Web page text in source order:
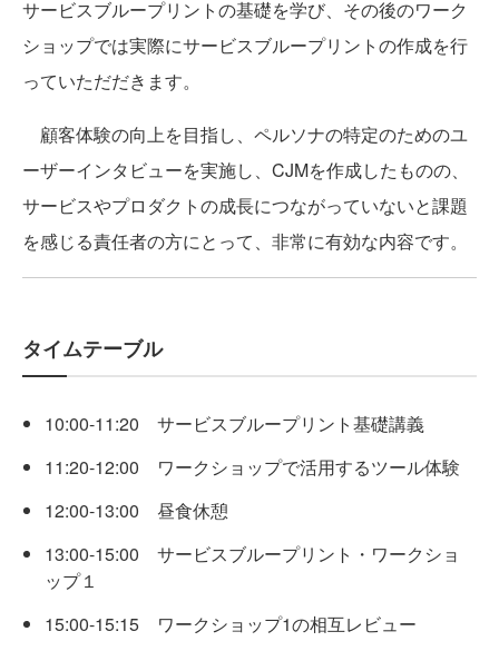
サービスブループリントの基礎を学び、その後のワーク
ショップでは実際にサービスブループリントの作成を行
っていただだきます。
顧客体験の向上を目指し、ペルソナの特定のためのユ
ーザーインタビューを実施し、CJMを作成したものの、
サービスやプロダクトの成長につながっていないと課題
を感じる責任者の方にとって、非常に有効な内容です。
タイムテーブル
10:00-11:20 サービスブループリント基礎講義
11:20-12:00 ワークショップで活用するツール体験
12:00-13:00 昼食休憩
13:00-15:00 サービスブループリント・ワークショ
ップ１
15:00-15:15 ワークショップ1の相互レビュー